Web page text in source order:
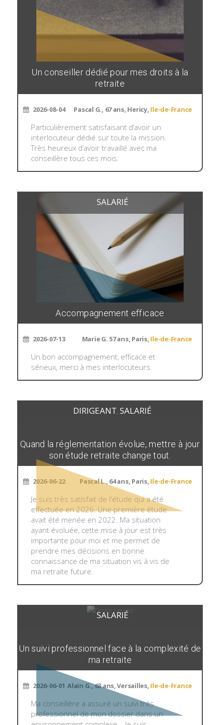
Un conseiller dédié pour mes droits à la
retraite
2026-08-04 Pascal G., 67 ans, Hericy, Ile-de-France
Particulièrement satisfaisant d’avoir un
interlocuteur dédié sur toute la mission.
Très heureux d’avoir travaillé avec ma
conseillère tous ces mois.
SALARIÉ
Accompagnement efficace
2026-07-13 Marie G. 57 ans, Paris, Ile-de-France
Un bon accompagnement, efficace et
sérieux, merci à mes interlocuteurs.
DIRIGEANT, SALARIÉ
Quand la réglementation évolue, mettre à jour
son étude retraite change tout.
2026-06-22 Pascal L., 64 ans, Paris, Ile-de-France
Je suis très satisfait de l'étude qui a été
effectuée en 2026. Une première étude
avait été menée en 2022. Ma situation
ayant évoluée, cette mise à jour est très
importante pour moi et me permet de
prendre mes décisions en bonne
connaissance de ma situation vis à vis de
ma retraite future.
SALARIÉ
Un suivi professionnel face à la complexité de
ma retraite
2026-06-01 Alain G., 63 ans, Versailles, Ile-de-France
Ma conseillère a assuré un suivi très
professionnel de mon dossier dans un